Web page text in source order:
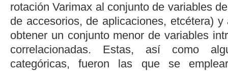
rotación Varimax al conjunto de variables
de accesorios, de aplicaciones, etcétera)
obtener un conjunto menor de variables
correlacionadas. Estas, así como
categóricas, fueron las que se